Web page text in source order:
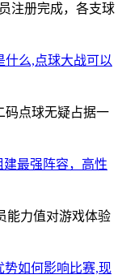
注册完成，各支球
什么,点球大战可以
码点球无疑占据一
最强阵容，高性
能力值对游戏体验
如何影响比赛,现